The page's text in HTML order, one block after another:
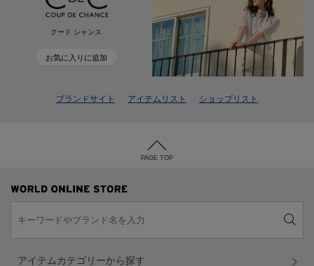
クード シャンス
お気に入りに追加
ブランドサイト アイテムリスト ショップリスト
PAGE TOP
アイテムカテゴリーから探す